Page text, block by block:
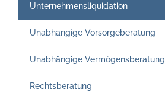
Unternehmensliquidation
Unabhängige Vorsorgeberatung
Unabhängige Vermögensberatung
Rechtsberatung